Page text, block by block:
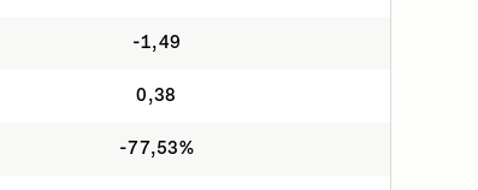
-1,49
0,38
-77,53%